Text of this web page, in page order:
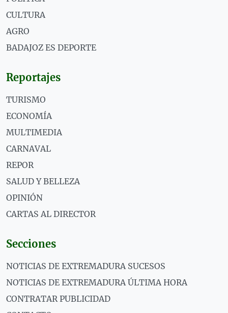
CULTURA
AGRO
BADAJOZ ES DEPORTE
Reportajes
TURISMO
ECONOMÍA
MULTIMEDIA
CARNAVAL
REPOR
SALUD Y BELLEZA
OPINIÓN
CARTAS AL DIRECTOR
Secciones
NOTICIAS DE EXTREMADURA SUCESOS
NOTICIAS DE EXTREMADURA ÚLTIMA HORA
CONTRATAR PUBLICIDAD